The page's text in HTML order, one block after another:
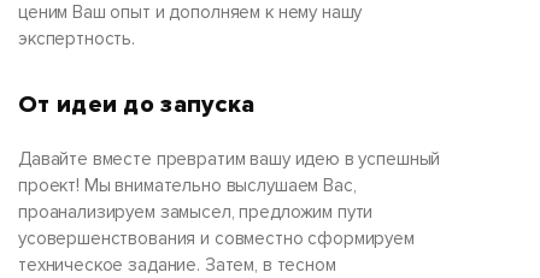
ценим Ваш опыт и дополняем к нему нашу
экспертность.
От идеи до запуска
Давайте вместе превратим вашу идею в успешный
проект! Мы внимательно выслушаем Вас,
проанализируем замысел, предложим пути
усовершенствования и совместно сформируем
техническое задание. Затем, в тесном